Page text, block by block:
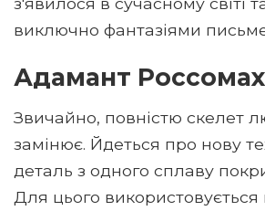
виключно фантазіями
Адамант
Звичайно, повністю скелет
замінює. Йдеться про нову
деталь з одного сплаву
Для цього використовується